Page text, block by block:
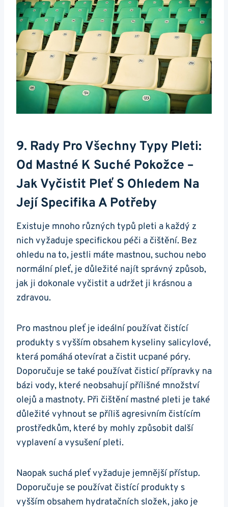
9. ‍Rady Pro Všechny Typy Pleti:
Od Mastné K Suché Pokožce –
Jak Vyčistit Pleť S Ohledem Na
‍její Specifika A Potřeby
Existuje mnoho​ různých ⁢typů pleti ⁣a každý z
nich⁢ vyžaduje specifickou péči a čištění. Bez
ohledu na‍ to, jestli⁢ máte mastnou, suchou nebo
normální pleť, je důležité najít správný způsob,
jak ji‍ dokonale vyčistit a udržet ji krásnou a
zdravou.
Pro mastnou‍ pleť je ideální ​používat čistící
produkty s vyšším ​obsahem kyseliny​ salicylové,
která pomáhá ⁤otevírat a čistit ucpané póry.
Doporučuje se také používat čisticí přípravky na
bázi vody, které neobsahují⁣ přílišné množství
olejů a mastnoty. Při čištění‌ mastné pleti je také
‌důležité vyhnout se ⁣příliš agresivním čistícím
prostředkům, ⁢které⁢ by mohly způsobit další
vyplavení a vysušení pleti.
Naopak suchá‌ pleť ⁣vyžaduje jemnější přístup.‍
Doporučuje se používat čistící produkty s
vyšším obsahem hydratačních složek, jako je